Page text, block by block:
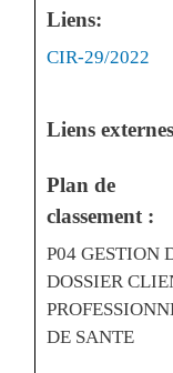
Liens:
Liens
CIR-29/2022
Liens
Plan de
classement :
P04 GESTION
DOSSIER
DE SANTE